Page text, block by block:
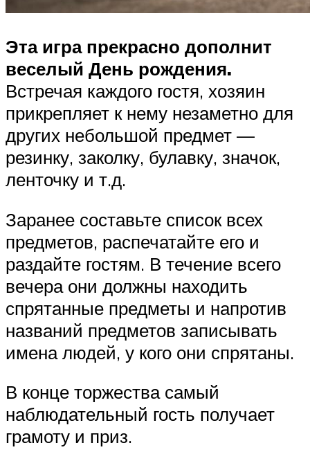
Эта игра прекрасно дополнит
веселый День рождения.
Встречая каждого гостя, хозяин
прикрепляет к нему незаметно для
других небольшой предмет —
резинку, заколку, булавку, значок,
ленточку и т.д.
Заранее составьте список всех
предметов, распечатайте его и
раздайте гостям. В течение всего
вечера они должны находить
спрятанные предметы и напротив
названий предметов записывать
имена людей, у кого они спрятаны.
В конце торжества самый
наблюдательный гость получает
грамоту и приз.